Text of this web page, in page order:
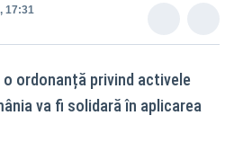
17:31
ordonanță privind activele
va fi solidară în aplicarea